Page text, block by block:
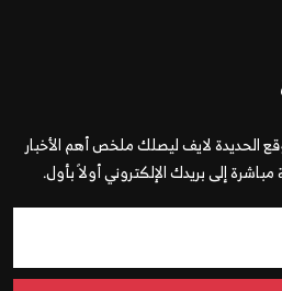
الحديدة لايف ليصلك ملخص أهم الأخبار
مباشرة إلى بريدك الإلكتروني أولاً بأول.